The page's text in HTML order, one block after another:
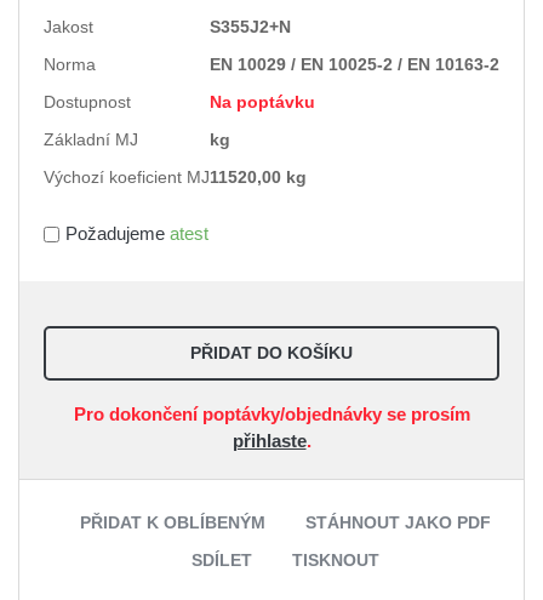
Jakost
S355J2+N
Norma
EN 10029 / EN 10025-2 / EN 10163-2
Dostupnost
Na poptávku
Základní MJ
kg
Výchozí koeficient MJ11520,00 kg
Požadujeme atest
PŘIDAT DO KOŠÍKU
Pro dokončení poptávky/objednávky se prosím
přihlaste.
PŘIDAT K OBLÍBENÝM
STÁHNOUT JAKO PDF
SDÍLET
TISKNOUT